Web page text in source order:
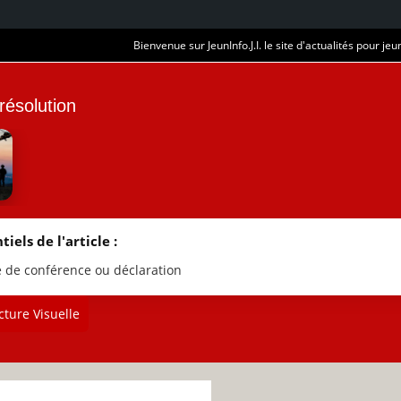
Bienvenue sur JeunInfo.J.I. le site d'actualités pour
de l'article :
de conférence ou déclaration
Visuelle